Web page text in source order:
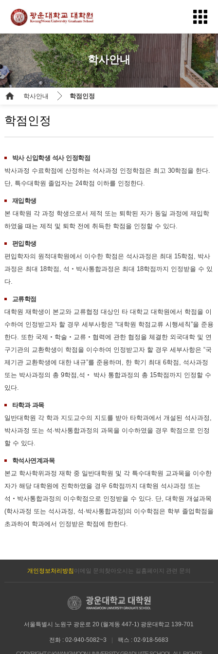
학사안내
학사안내 학점인정
학점인정
박사 신입학생 석사 인정학점
박사과정 수료학점에 산정하는 석사과정 인정학점은 최고 30학점을 한다.
단, 특수대학원 졸업자는 24학점 이하를 인정한다.
재입학생
본 대학원 각 과정 학생으로서 제적 또는 퇴학된 자가 동일 과정에 재입학
하였을 때는 제적 및 퇴학 전에 취득한 학점을 인정할 수 있다.
편입학생
편입학자의 원적대학원에서 이수한 학점은 석사과정은 최대 15학점, 박사
과정은 최대 18학점, 석‧박사통합과정은 최대 18학점까지 인정받을 수 있
다.
교류학점
대학원 재학생이 본교와 교류협정 대상인 타 대학교 대학원에서 학점을 이
수하여 인정받고자 할 경우 세부사항은 “대학원 학점교류 시행세칙”을 준용
한다. 또한 국제‧학술‧교류‧협력에 관한 협정을 체결한 외국대학 및 연
구기관의 교환학생이 학점을 이수하여 인정받고자 할 경우 세부사항은 “국
제기관 교환학생에 대한 내규”를 준용하며, 한 학기 최대 6학점, 석사과정
또는 박사과정의 총 9학점,석‧ 박사 통합과정의 총 15학점까지 인정할 수
있다.
타학과 과목
일반대학원 각 학과 지도교수의 지도를 받아 타학과에서 개설된 석사과정,
박사과정 또는 석∙박사통합과정의 과목을 이수하였을 경우 학점으로 인정
할 수 있다.
학석사연계과목
본교 학사학위과정 재학 중 일반대학원 및 각 특수대학원 교과목을 이수한
자가 해당 대학원에 진학하였을 경우 6학점까지 대학원 석사과정 또는
석‧박사통합과정의 이수학점으로 인정받을 수 있다. 단, 대학원 개설과목
(학사과정 또는 석사과정, 석∙박사통합과정)의 이수학점은 학부 졸업학점을
초과하여 학과에서 인정받은 학점에 한한다.
개인정보처리방침 이메일 문의 찾아오시는 길 홈페이지 관련 문의
서울특별시 노원구 광운로 20 (월계동 447-1) 광운대학교 139-701
전화 : 02-940-5082~3 팩스 : 02-918-5683